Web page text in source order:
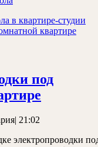
в квартире-студии
квартире
под
| 21:02
электропроводки